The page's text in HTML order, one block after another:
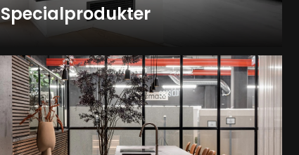
Specialprodukter